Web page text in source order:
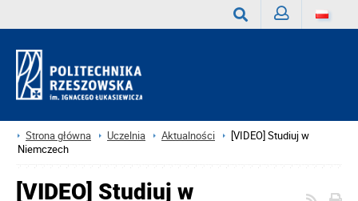
Strona główna Uczelnia Aktualności
[VIDEO] Studiuj w
Niemczech
[VIDEO] Studiuj w